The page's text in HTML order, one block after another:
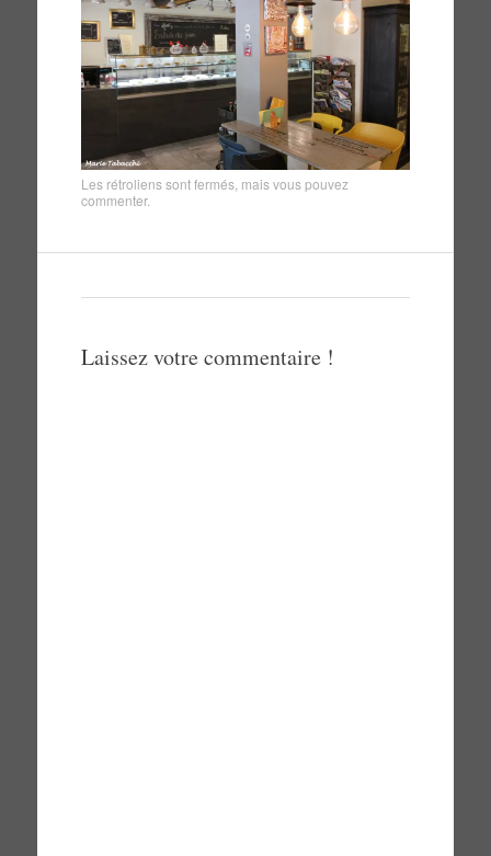
Les rétroliens sont fermés, mais vous pouvez
commenter.
Laissez votre commentaire !